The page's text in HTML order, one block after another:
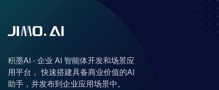
积墨AI - 企业 AI 智能体开发和场景应
用平台， 快速搭建具备商业价值的AI
助手，并发布到企业应用场景中。